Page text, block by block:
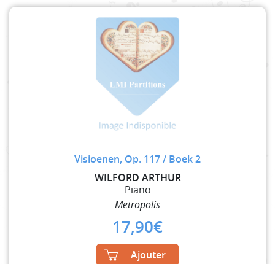
Visioenen, Op. 117 / Boek 2
WILFORD ARTHUR
Piano
Metropolis
17,90€
Ajouter